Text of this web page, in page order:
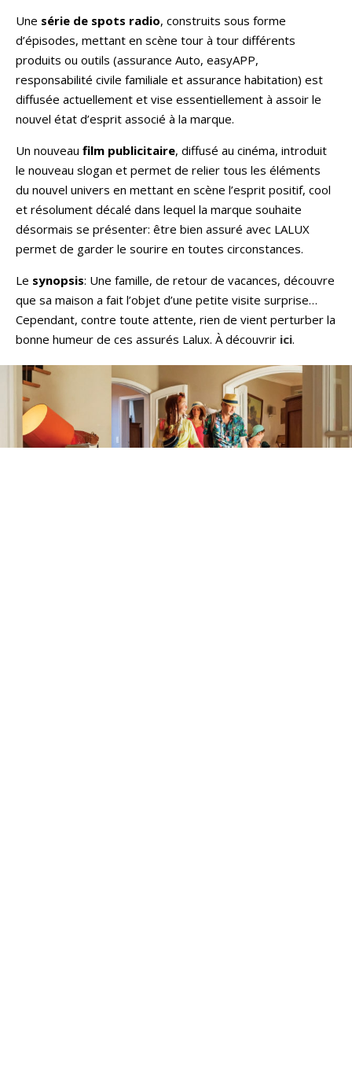
Une série de spots radio, construits sous forme
d’épisodes, mettant en scène tour à tour différents
produits ou outils (assurance Auto, easyAPP,
responsabilité civile familiale et assurance habitation) est
diffusée actuellement et vise essentiellement à assoir le
nouvel état d’esprit associé à la marque.
Un nouveau film publicitaire, diffusé au cinéma, introduit
le nouveau slogan et permet de relier tous les éléments
du nouvel univers en mettant en scène l’esprit positif, cool
et résolument décalé dans lequel la marque souhaite
désormais se présenter: être bien assuré avec LALUX
permet de garder le sourire en toutes circonstances.
Le synopsis: Une famille, de retour de vacances, découvre
que sa maison a fait l’objet d’une petite visite surprise…
Cependant, contre toute attente, rien de vient perturber la
bonne humeur de ces assurés Lalux. À découvrir ici.